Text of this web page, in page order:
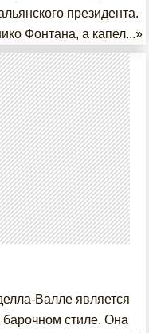
президента.
Фонтана, а капел...»
Валле является
стиле. Она